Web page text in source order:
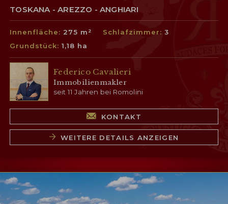
TOSKANA - AREZZO - ANGHIARI
Innenfläche: 275 m² Schlafzimmer:3
Grundstück:1,18 ha
Federico Cavalieri
Immobilienmakler
seit 11 Jahren bei Romolini
KONTAKT
WEITERE DETAILS ANZEIGEN